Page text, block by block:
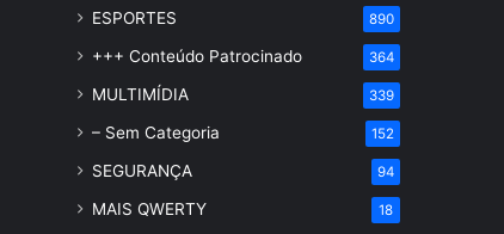
ESPORTES 890
+++ Conteúdo Patrocinado 364
MULTIMÍDIA 339
– Sem Categoria 152
SEGURANÇA 94
MAIS QWERTY 18